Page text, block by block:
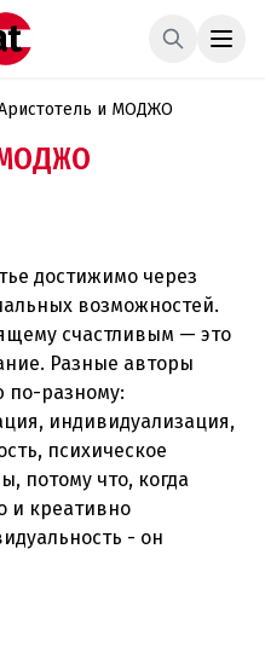
и МОДЖО
достижимо через
возможностей.
счастливым — это
Разные авторы
по-разному:
индивидуализация,
психическое
потому что, когда
и креативно
- он